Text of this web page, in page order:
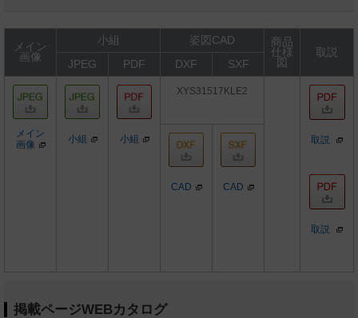
メイン
画像
小組 姿図CAD
商品
仕様
図
取説
JPEG
PDF DXF SXF
メイン
画像
小組 小組
XYS31517KLE2
取説
取説
CAD CAD
掲載ページWEBカタログ